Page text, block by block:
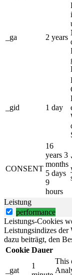
_ga 2 years
_gid 1 day
CONSENT
16
years 3
months
5 days
9
hours
Leistung
performance
Leistungs-Cookies
Leistungsindizes der
dazu beiträgt, den
Cookie Dauer
_gat
1
This